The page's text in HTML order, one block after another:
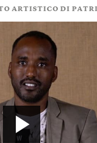
ARTISTICO DI